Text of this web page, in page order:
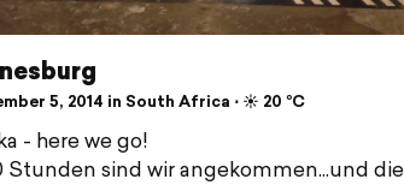
5, 2014 in South Africa ⋅ ☀️ 20 °C
- here we go!
Stunden sind wir angekommen...und